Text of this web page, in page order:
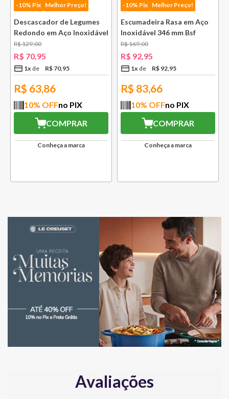
-10% Pix Melhor Preço!
Descascador de Legumes
Redondo em Aço Inoxidável
131 mm Bsf
R$129,00
R$ 70,95
1x R$ 70,95
R$ 63,86
10% OFFno PIX
COMPRAR
Conheça a marca
-10% Pix Melhor Preço!
Escumadeira Rasa em Aço
Inoxidável 346 mm Bsf
R$169,00
R$ 92,95
1x R$ 92,95
R$ 83,66
10% OFFno PIX
COMPRAR
Conheça a marca
Avaliações